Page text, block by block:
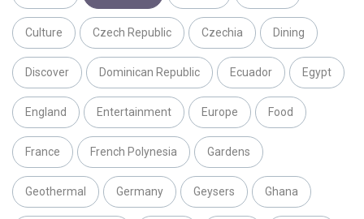
Culture Czech Republic Czechia Dining
Discover Dominican Republic Ecuador Egypt
England Entertainment Europe Food
France French Polynesia Gardens
Geothermal Germany Geysers Ghana